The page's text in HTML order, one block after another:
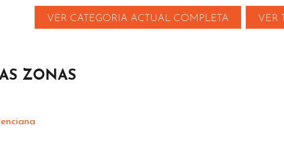
VER CATEGORIA ACTUAL COMPLETA VER
ZONAS